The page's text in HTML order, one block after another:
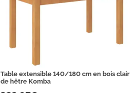
Table extensible 140/180 cm en bois clair
de hêtre Komba